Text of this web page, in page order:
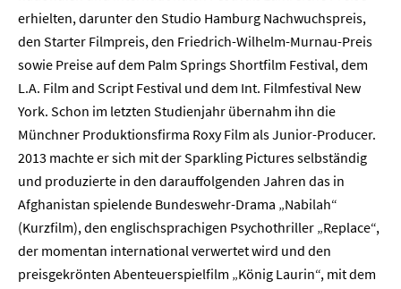
erhielten, darunter den Studio Hamburg Nachwuchspreis,
den Starter Filmpreis, den Friedrich-Wilhelm-Murnau-Preis
sowie Preise auf dem Palm Springs Shortfilm Festival, dem
L.A. Film and Script Festival und dem Int. Filmfestival New
York. Schon im letzten Studienjahr übernahm ihn die
Münchner Produktionsfirma Roxy Film als Junior-Producer.
2013 machte er sich mit der Sparkling Pictures selbständig
und produzierte in den darauffolgenden Jahren das in
Afghanistan spielende Bundeswehr-Drama „Nabilah“
(Kurzfilm), den englischsprachigen Psychothriller „Replace“,
der momentan international verwertet wird und den
preisgekrönten Abenteuerspielfilm „König Laurin“, mit dem
Home
Unternehmen